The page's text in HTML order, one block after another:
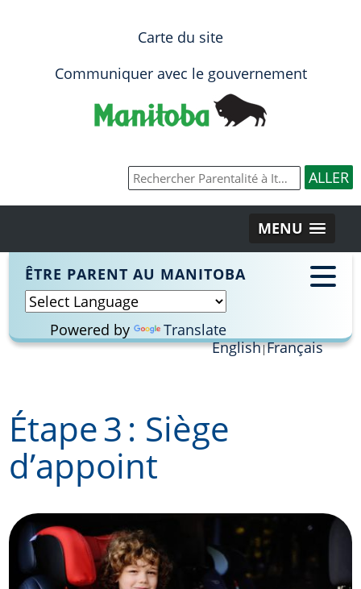
Carte du site
Communiquer avec le gouvernement
MENU
ÊTRE PARENT AU MANITOBA
Powered by
Translate
English Français
to
content
Étape 3 : Siège
d’appoint